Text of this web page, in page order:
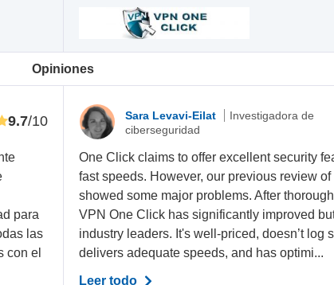
Opiniones
9.7/10
para
las
con el
Sara Levavi-Eilat
Investigadora de
ciberseguridad
One Click claims to offer excellent security
fast speeds. However, our previous review
showed some major problems. After
VPN One Click has significantly improved
industry leaders. It's well-priced, doesn’t log
delivers adequate speeds, and has optimi...
Leer todo